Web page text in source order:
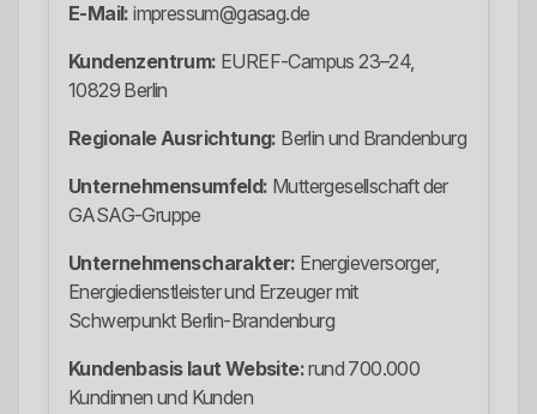
E-Mail: impressum@gasag.de
Kundenzentrum: EUREF-Campus 23–24,
10829 Berlin
Regionale Ausrichtung: Berlin und Brandenburg
Unternehmensumfeld: Muttergesellschaft der
GASAG-Gruppe
Unternehmenscharakter: Energieversorger,
Energiedienstleister und Erzeuger mit
Schwerpunkt Berlin-Brandenburg
Kundenbasis laut Website:rund 700.000
Kundinnen und Kunden